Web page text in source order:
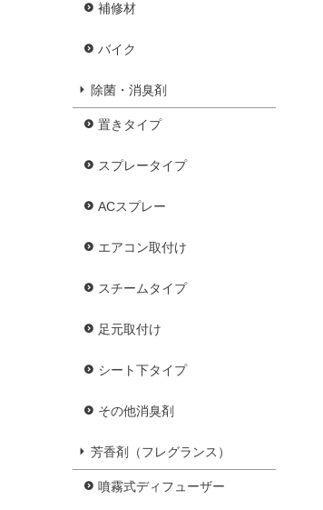
補修材
バイク
除菌・消臭剤
置きタイプ
スプレータイプ
ACスプレー
エアコン取付け
スチームタイプ
足元取付け
シート下タイプ
その他消臭剤
芳香剤（フレグランス）
噴霧式ディフューザー